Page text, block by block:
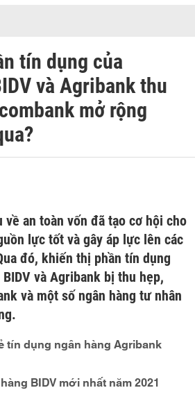
tín dụng của
và Agribank thu
mở rộng
về an toàn vốn đã tạo cơ hội cho
lực tốt và gây áp lực lên các
đó, khiến thị phần tín dụng
và Agribank bị thu hẹp,
và một số ngân hàng tư nhân
tín dụng ngân hàng Agribank
BIDV mới nhất năm 2021